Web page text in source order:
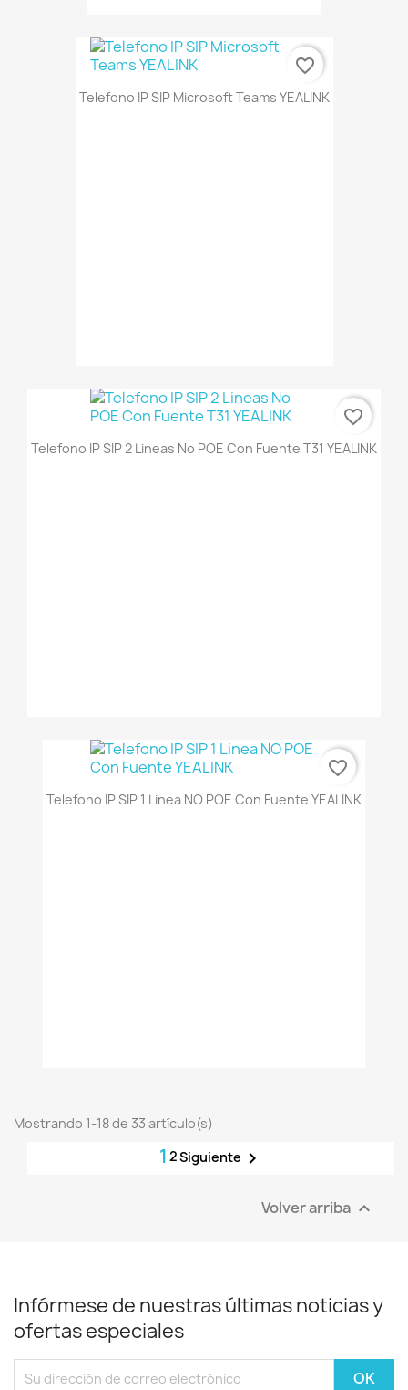
Telefono IP SIP Microsoft Teams YEALINK
favorite_border
Telefono IP SIP 2 Lineas No POE Con Fuente T31 YEALINK
favorite_border
Telefono IP SIP 1 Linea NO POE Con Fuente YEALINK
favorite_border
Mostrando 1-18 de 33 artículo(s)
1 2Siguiente 
Volver arriba 
Infórmese de nuestras últimas noticias y
ofertas especiales